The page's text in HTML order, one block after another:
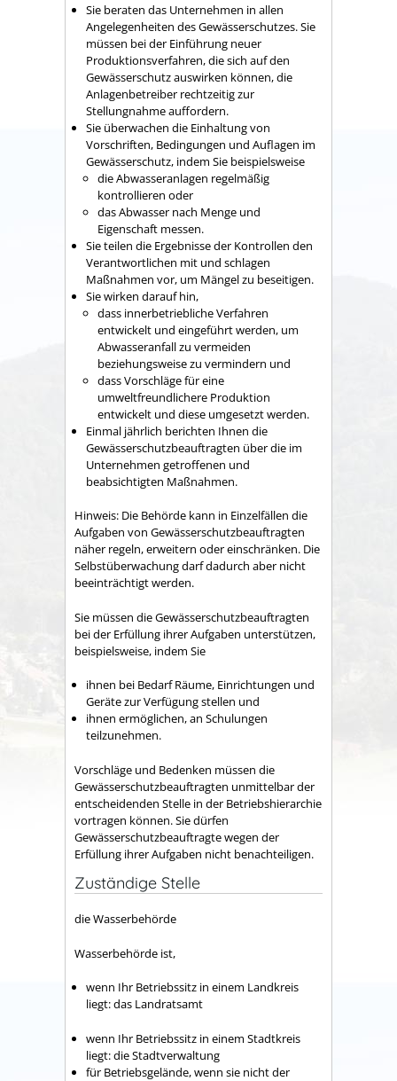
Sie beraten das Unternehmen in allen
Angelegenheiten des Gewässerschutzes. Sie
müssen bei der Einführung neuer
Produktionsverfahren, die sich auf den
Gewässerschutz auswirken können, die
Anlagenbetreiber rechtzeitig zur
Stellungnahme auffordern.
Sie überwachen die Einhaltung von
Vorschriften, Bedingungen und Auflagen im
Gewässerschutz, indem Sie beispielsweise
die Abwasseranlagen regelmäßig
kontrollieren oder
das Abwasser nach Menge und
Eigenschaft messen.
Sie teilen die Ergebnisse der Kontrollen den
Verantwortlichen mit und schlagen
Maßnahmen vor, um Mängel zu beseitigen.
Sie wirken darauf hin,
dass innerbetriebliche Verfahren
entwickelt und eingeführt werden, um
Abwasseranfall zu vermeiden
beziehungsweise zu vermindern und
dass Vorschläge für eine
umweltfreundlichere Produktion
entwickelt und diese umgesetzt werden.
Einmal jährlich berichten Ihnen die
Gewässerschutzbeauftragten über die im
Unternehmen getroffenen und
beabsichtigten Maßnahmen.
Hinweis: Die Behörde kann in Einzelfällen die
Aufgaben von Gewässerschutzbeauftragten
näher regeln, erweitern oder einschränken. Die
Selbstüberwachung darf dadurch aber nicht
beeinträchtigt werden.
Sie müssen die Gewässerschutzbeauftragten
bei der Erfüllung ihrer Aufgaben unterstützen,
beispielsweise, indem Sie
ihnen bei Bedarf Räume, Einrichtungen und
Geräte zur Verfügung stellen und
ihnen ermöglichen, an Schulungen
teilzunehmen.
Vorschläge und Bedenken müssen die
Gewässerschutzbeauftragten unmittelbar der
entscheidenden Stelle in der Betriebshierarchie
vortragen können. Sie dürfen
Gewässerschutzbeauftragte wegen der
Erfüllung ihrer Aufgaben nicht benachteiligen.
Zuständige Stelle
die Wasserbehörde
Wasserbehörde ist,
wenn Ihr Betriebssitz in einem Landkreis
liegt: das Landratsamt
wenn Ihr Betriebssitz in einem Stadtkreis
liegt: die Stadtverwaltung
für Betriebsgelände, wenn sie nicht der